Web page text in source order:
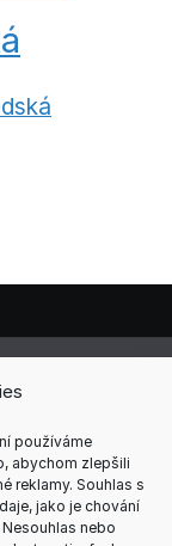
používáme
abychom zlepšili
reklamy. Souhlas s
jako je chování
nebo
písemným